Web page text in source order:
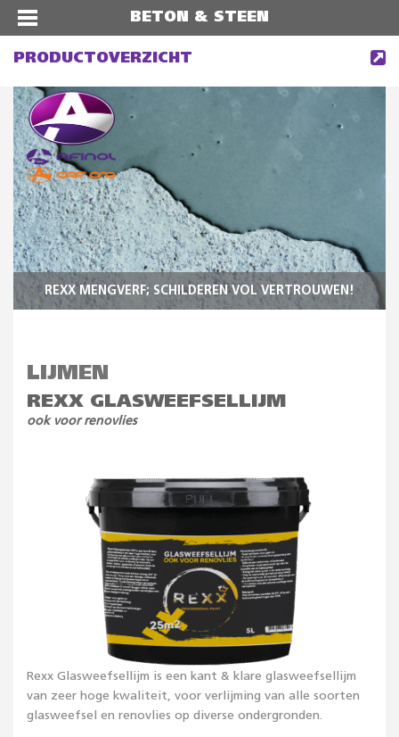
BETON & STEEN
PRODUCTOVERZICHT
REXX MENGVERF; SCHILDEREN VOL VERTROUWEN!
LIJMEN
REXX GLASWEEFSELLIJM
ook voor renovlies
Rexx Glasweefsellijm is een kant & klare glasweefsellijm
van zeer hoge kwaliteit, voor verlijming van alle soorten
glasweefsel en renovlies op diverse ondergronden.